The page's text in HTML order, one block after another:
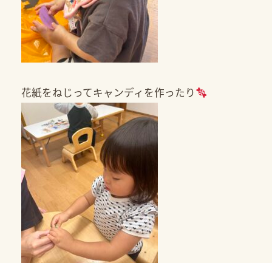
花紙をねじってキャンディを作ったり